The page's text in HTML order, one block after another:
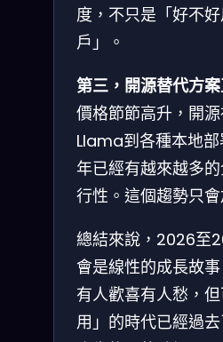
度，不只是「好不
戶」。
第三，開源替代方案
價格節節高升，開
Llama到各種本地
年已經有越來越多
行性。這個趨勢只會
總結來說，2026至
會是線性的成長故
有人歡喜有人愁，
用」的時代已經過